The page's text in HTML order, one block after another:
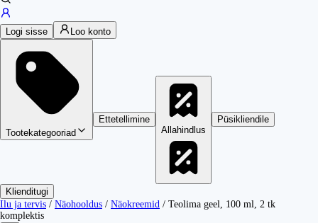
Logi sisse Loo konto
Tootekategooriad
Ettetellimine
Allahindlus
Püsikliendile
Klienditugi
Ilu ja tervis / Näohooldus / Näokreemid / Teolima geel, 100 ml, 2 tk
komplektis